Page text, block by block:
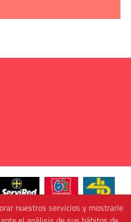
nuestros servicios y mostrarle